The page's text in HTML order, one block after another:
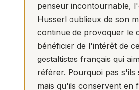
penseur incontournable,
Husserl oublieux de son
continue de provoquer le
bénéficier de l'intérêt de
gestaltistes français qui
référer. Pourquoi pas s'ils
mais qu'ils conservent en